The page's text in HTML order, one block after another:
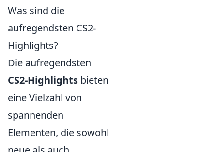
Was sind die
aufregendsten CS2-
Highlights?
Die aufregendsten
CS2-Highlights bieten
eine Vielzahl von
spannenden
Elementen, die sowohl